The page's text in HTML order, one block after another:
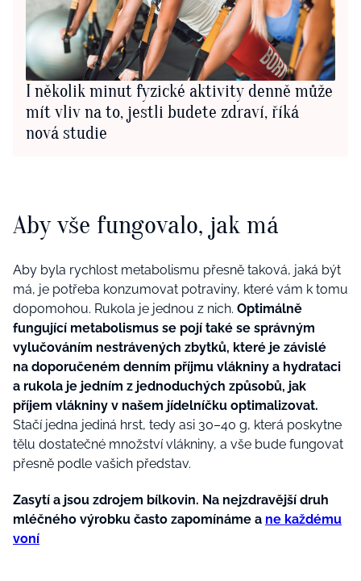
I několik minut fyzické aktivity denně může
mít vliv na to, jestli budete zdraví, říká
nová studie
Aby vše fungovalo, jak má
Aby byla rychlost metabolismu přesně taková, jaká být
má, je potřeba konzumovat potraviny, které vám k tomu
dopomohou. Rukola je jednou z nich. Optimálně
fungující metabolismus se pojí také se správným
vylučováním nestrávených zbytků, které je závislé
na doporučeném denním příjmu vlákniny a hydrataci
a rukola je jedním z jednoduchých způsobů, jak
příjem vlákniny v našem jídelníčku optimalizovat.
Stačí jedna jediná hrst, tedy asi 30–40 g, která poskytne
tělu dostatečné množství vlákniny, a vše bude fungovat
přesně podle vašich představ.
Zasytí a jsou zdrojem bílkovin. Na nejzdravější druh
mléčného výrobku často zapomínáme a ne každému
voní